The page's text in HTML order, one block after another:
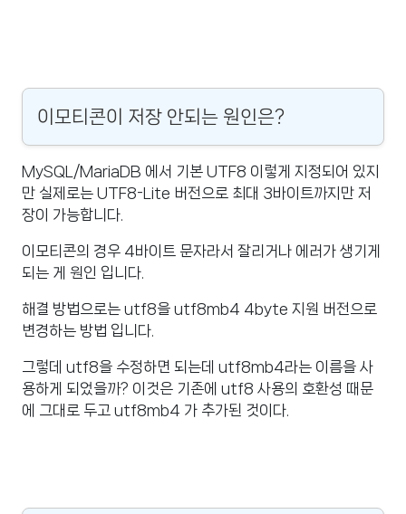
이모티콘이 저장 안되는 원인은?
MySQL/MariaDB 에서 기본 UTF8 이렇게 지정되어 있지
만 실제로는 UTF8-Lite 버전으로 최대 3바이트까지만 저
장이 가능합니다.
이모티콘의 경우 4바이트 문자라서 잘리거나 에러가 생기게
되는 게 원인 입니다.
해결 방법으로는 utf8을 utf8mb4 4byte 지원 버전으로
변경하는 방법 입니다.
그렇데 utf8을 수정하면 되는데 utf8mb4라는 이름을 사
용하게 되었을까? 이것은 기존에 utf8 사용의 호환성 때문
에 그대로 두고 utf8mb4 가 추가된 것이다.